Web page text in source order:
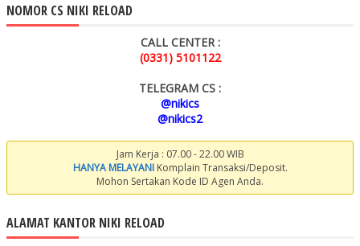
NOMOR CS NIKI RELOAD
CALL CENTER :
(0331) 5101122
TELEGRAM CS :
@nikics
@nikics2
Jam Kerja : 07.00 - 22.00 WIB
HANYA MELAYANIKomplain Transaksi/Deposit.
Mohon Sertakan Kode ID Agen Anda.
ALAMAT KANTOR NIKI RELOAD